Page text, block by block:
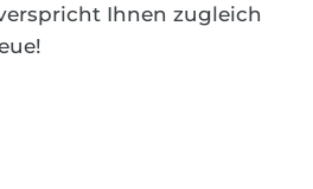
Ihnen zugleich